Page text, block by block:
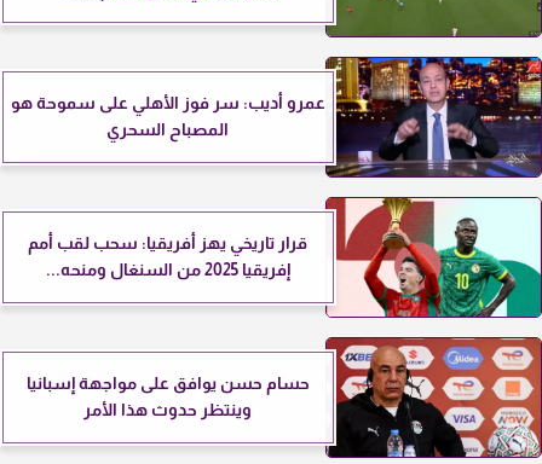
عمرو أديب: سر فوز الأهلي على سموحة هو
المصباح السحري
قرار تاريخي يهز أفريقيا: سحب لقب أمم
إفريقيا 2025 من السنغال ومنحه...
حسام حسن يوافق على مواجهة إسبانيا
وينتظر حدوث هذا الأمر